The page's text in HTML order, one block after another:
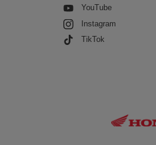
YouTube
Instagram
TikTok